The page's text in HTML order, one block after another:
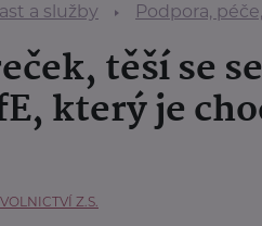
a služby Podpora,
těší se
který je
Z.S.